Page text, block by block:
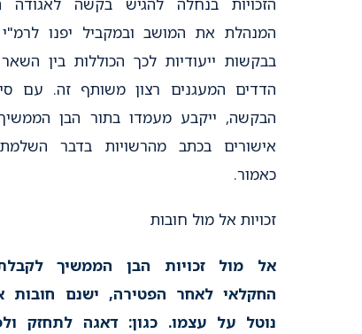
המנהלת את המושב ובמקביל יפנו לרמ"י
בבקשות ייעודיות לכך הכוללות בין
הדדים המעגנים רצון משותף זה. עם
הבקשה, ייקבע מעמדו בתור הבן הממשיך
אישורים בכתב מהרשויות בדבר
כאמור.
זכויות אל מול חובות
אל מול זכויות הבן הממשיך
החקלאי לאחר הפטירה, ישנם חובות
נוטל על עצמו. כגון: דאגה לתחזק